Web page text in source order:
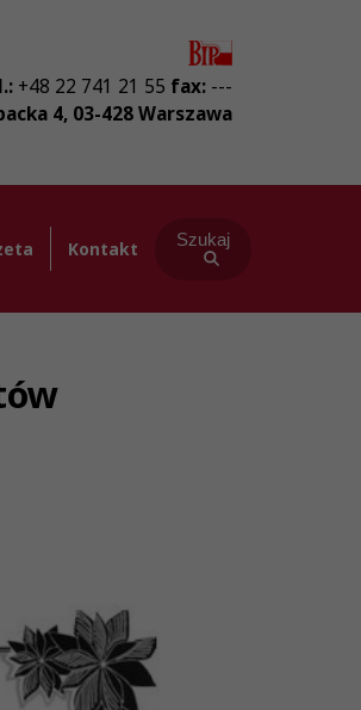
+48 22 741 21 55 fax: ---
4, 03-428Warszawa
Kontakt Szukaj